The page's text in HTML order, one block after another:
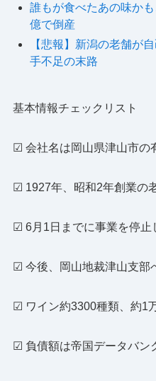
誰もが食べたあの味か
億で倒産
【悲報】新潟の老舗が
手不足の末路
基本情報チェックリスト
☑ 会社名は岡山県津山市の
☑ 1927年、昭和2年創業の
☑ 6月1日までに事業を停止
☑ 今後、岡山地裁津山支部
☑ ワイン約3300種類、約1
☑ 負債額は帝国データバン